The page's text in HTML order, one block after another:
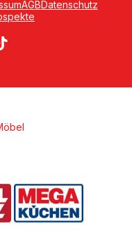
AGBDatenschutz